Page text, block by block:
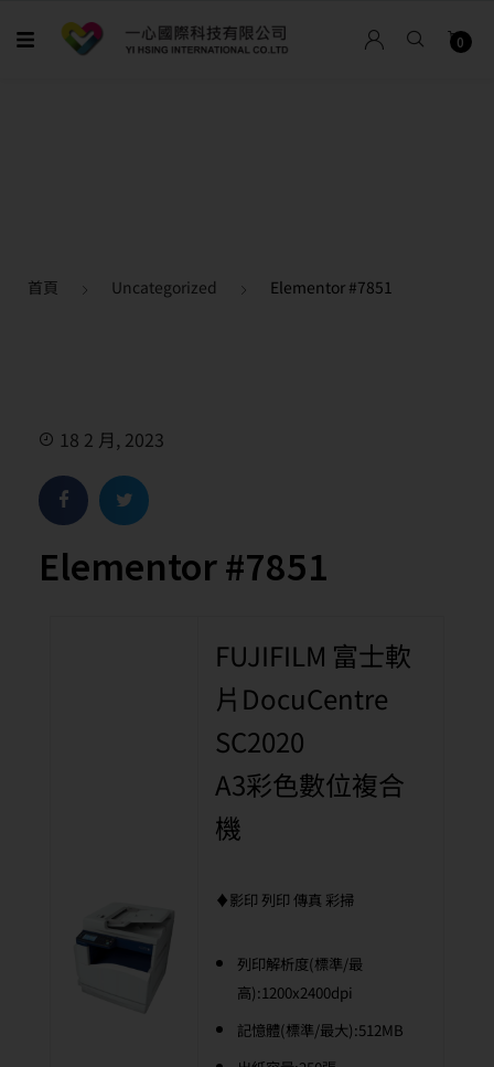
0
首頁 Uncategorized Elementor #7851
18 2 月, 2023
Elementor #7851
FUJIFILM 富士軟
片DocuCentre
SC2020
A3彩色數位複合
機
♦影印 列印 傳真 彩掃
列印解析度(標準/最
高):1200x2400dpi
記憶體(標準/最大):512MB